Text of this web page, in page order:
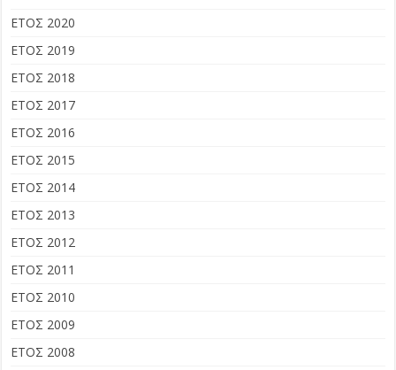
ΕΤΟΣ 2020
ΕΤΟΣ 2019
ΕΤΟΣ 2018
ΕΤΟΣ 2017
ΕΤΟΣ 2016
ΕΤΟΣ 2015
ΕΤΟΣ 2014
ΕΤΟΣ 2013
ΕΤΟΣ 2012
ΕΤΟΣ 2011
ΕΤΟΣ 2010
ΕΤΟΣ 2009
ΕΤΟΣ 2008